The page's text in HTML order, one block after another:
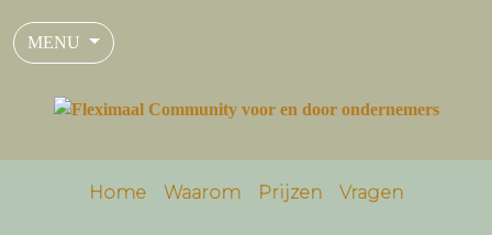
MENU
Home Waarom Prijzen Vragen